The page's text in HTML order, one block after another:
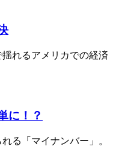
れるアメリカでの経済
に！？
る「マイナンバー」。